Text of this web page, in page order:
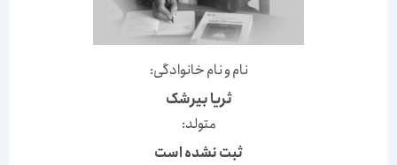
نام و نام خانوادگی:
ثریا بیرشک
متولد:
ثبت نشده است